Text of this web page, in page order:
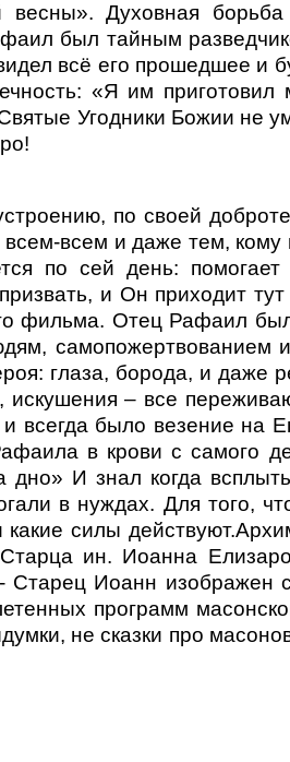
весны». Духовная
был тайным
всё его прошедшее и
«Я им
Угодники Божии не
по своей
всем и даже тем,
по сей день:
и Он приходит
фильма. Отец Рафаил
глаза, борода, и даже
искушения – все
всегда было везение на
в крови с самого
дно» И знал когда
в нуждах. Для того,
силы
ин. Иоанна
Иоанн изображен
программ
не сказки про